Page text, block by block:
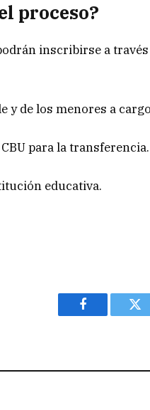
proceso?
inscribirse a
y de los menores a
para la transferencia.
educativa.
Facebook